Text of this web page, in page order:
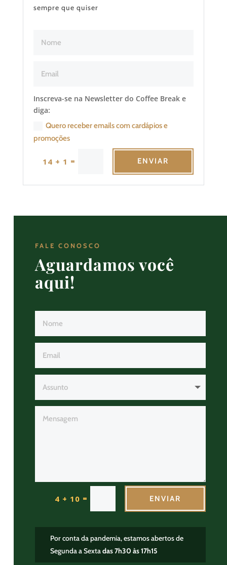
sempre que quiser
Inscreva-se na Newsletter do Coffee Break e
diga:
Quero receber emails com cardápios e
promoções
14 + 1 = ENVIAR
FALE CONOSCO
Aguardamos você
aqui!
4 + 10 = ENVIAR
Por conta da pandemia, estamos abertos de
Segunda a Sextadas 7h30 às 17h15